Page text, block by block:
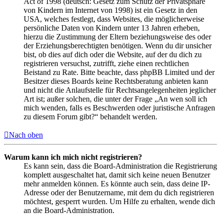
von Kindern im Internet von 1998) ist ein Gesetz in den
USA, welches festlegt, dass Websites, die möglicherweise
persönliche Daten von Kindern unter 13 Jahren erheben,
hierzu die Zustimmung der Eltern beziehungsweise des oder
der Erziehungsberechtigten benötigen. Wenn du dir unsicher
bist, ob dies auf dich oder die Website, auf der du dich zu
registrieren versuchst, zutrifft, ziehe einen rechtlichen
Beistand zu Rate. Bitte beachte, dass phpBB Limited und der
Besitzer dieses Boards keine Rechtsberatung anbieten kann
und nicht die Anlaufstelle für Rechtsangelegenheiten jeglicher
Art ist; außer solchen, die unter der Frage „An wen soll ich
mich wenden, falls es Beschwerden oder juristische Anfragen
zu diesem Forum gibt?“ behandelt werden.
Nach oben
Warum kann ich mich nicht registrieren?
Es kann sein, dass die Board-Administration die Registrierung
komplett ausgeschaltet hat, damit sich keine neuen Benutzer
mehr anmelden können. Es könnte auch sein, dass deine IP-
Adresse oder der Benutzername, mit dem du dich registrieren
möchtest, gesperrt wurden. Um Hilfe zu erhalten, wende dich
an die Board-Administration.